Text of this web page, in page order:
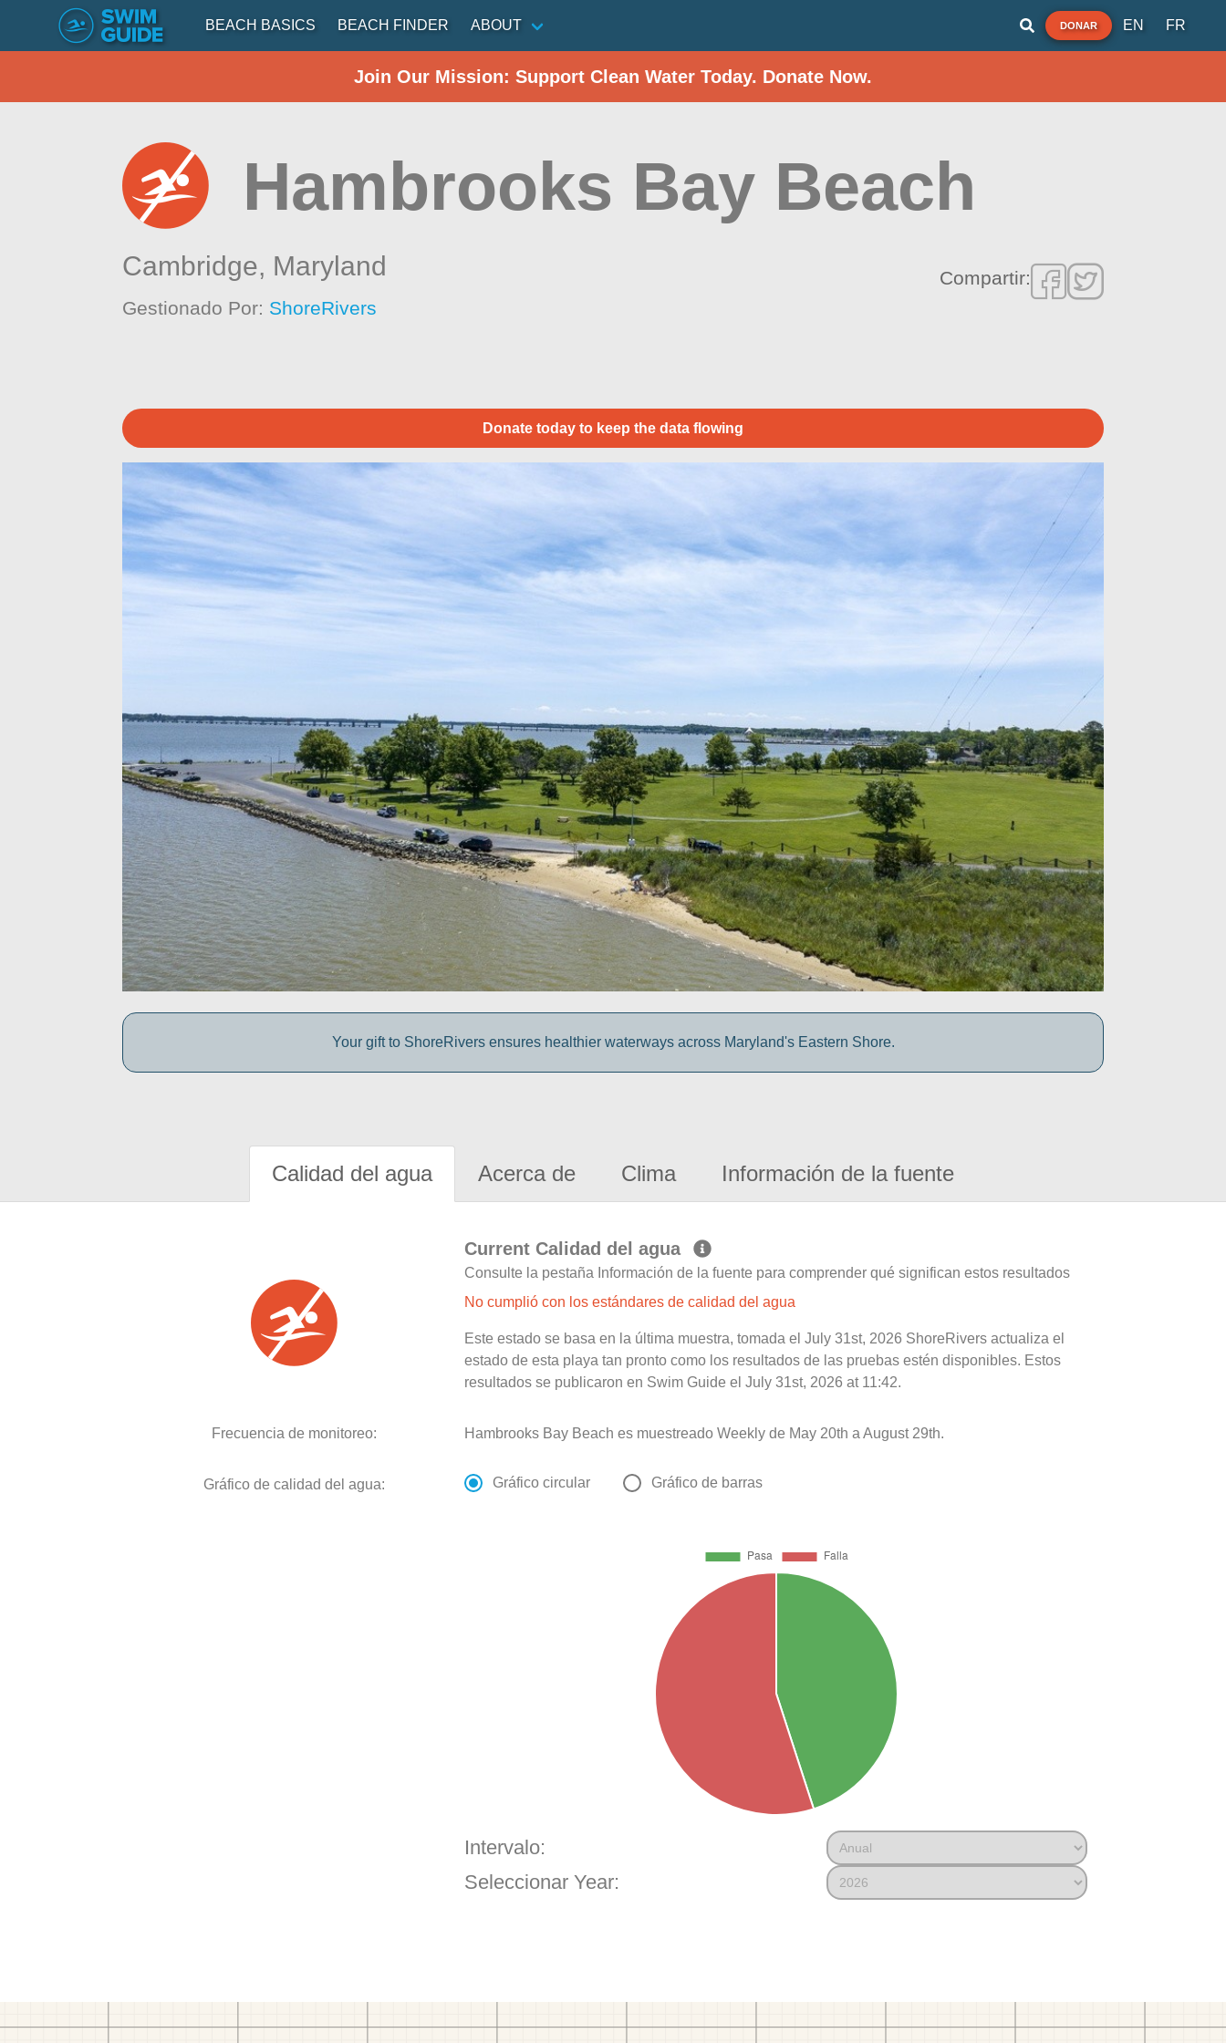
BEACH BASICS BEACH FINDER ABOUT DONAR EN FR
Join Our Mission: Support Clean Water Today. Donate Now.
Hambrooks Bay Beach
Cambridge, Maryland
Gestionado Por: ShoreRivers
Compartir:
Donate today to keep the data flowing
Your gift to ShoreRivers ensures healthier waterways across Maryland's Eastern Shore.
Calidad del agua Acerca de Clima Información de la fuente
Current Calidad del agua
Consulte la pestaña Información de la fuente para comprender qué significan estos resultados
No cumplió con los estándares de calidad del agua
Este estado se basa en la última muestra, tomada el July 31st, 2026 ShoreRivers actualiza el
estado de esta playa tan pronto como los resultados de las pruebas estén disponibles. Estos
resultados se publicaron en Swim Guide el July 31st, 2026 at 11:42.
Frecuencia de monitoreo: Hambrooks Bay Beach es muestreado Weekly de May 20th a August 29th.
Gráfico de calidad del agua: Gráfico circular Gráfico de barras
Intervalo:
Seleccionar Year: